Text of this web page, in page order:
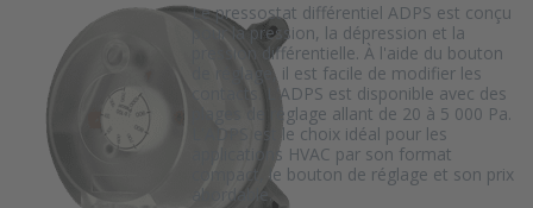
Le pressostat différentiel ADPS est conçu
pour la pression, la dépression et la
pression différentielle. À l'aide du bouton
de réglage, il est facile de modifier les
contacts. L'ADPS est disponible avec des
plages de réglage allant de 20 à 5 000 Pa.
L'ADPS est le choix idéal pour les
applications HVAC par son format
compact, le bouton de réglage et son prix
abordable.